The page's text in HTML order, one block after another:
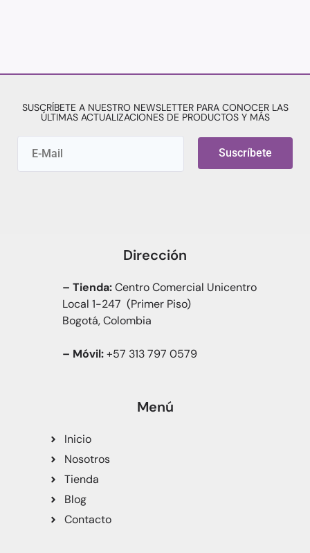
SUSCRÍBETE A NUESTRO NEWSLETTER PARA CONOCER LAS
ÚLTIMAS ACTUALIZACIONES DE PRODUCTOS Y MÁS
Suscríbete
Dirección
– Tienda:Centro Comercial Unicentro
Local 1-247 (Primer Piso)
Bogotá, Colombia
– Móvil:+57 313 797 0579
Menú
Inicio
Nosotros
Tienda
Blog
Contacto